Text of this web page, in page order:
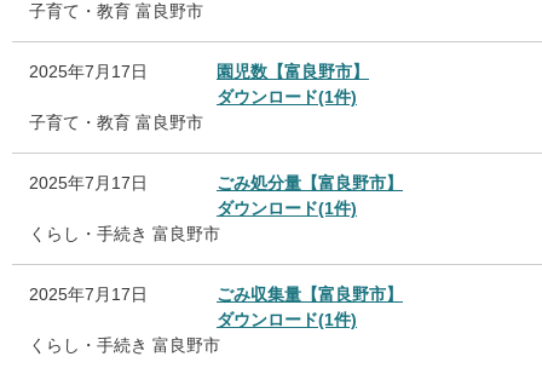
子育て・教育 富良野市
2025年7月17日
園児数【富良野市】
ダウンロード(1件)
子育て・教育 富良野市
2025年7月17日
ごみ処分量【富良野市】
ダウンロード(1件)
くらし・手続き 富良野市
2025年7月17日
ごみ収集量【富良野市】
ダウンロード(1件)
くらし・手続き 富良野市